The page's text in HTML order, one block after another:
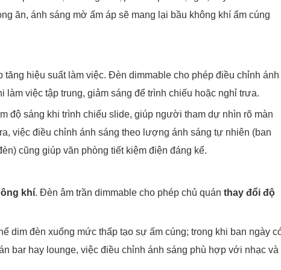
ăn, ánh sáng mờ ấm áp sẽ mang lại bầu không khí ấm cúng
tăng hiệu suất làm việc. Đèn dimmable cho phép điều chỉnh ánh
việc tập trung, giảm sáng để trình chiếu hoặc nghỉ trưa.
độ sáng khi trình chiếu slide, giúp người tham dự nhìn rõ màn
việc điều chỉnh ánh sáng theo lượng ánh sáng tự nhiên (ban
cũng giúp văn phòng tiết kiệm điện đáng kể.
khí. Đèn âm trần dimmable cho phép chủ quán thay đổi độ
dim đèn xuống mức thấp tạo sự ấm cúng; trong khi ban ngày
bar hay lounge, việc điều chỉnh ánh sáng phù hợp với nhạc và